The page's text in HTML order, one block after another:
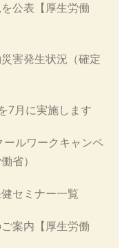
公表【厚生労働
害発生状況（確定
7月に実施します
ルワークキャンペ
省）
セミナー一覧
案内【厚生労働